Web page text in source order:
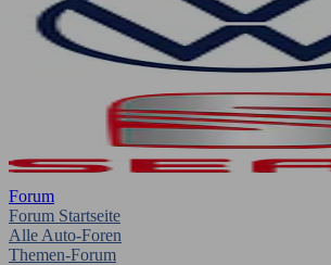
Forum
Forum Startseite
Alle Auto-Foren
Themen-Forum